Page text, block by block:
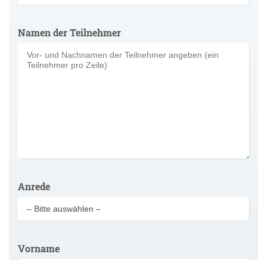
Namen der Teilnehmer
Anrede
Vorname